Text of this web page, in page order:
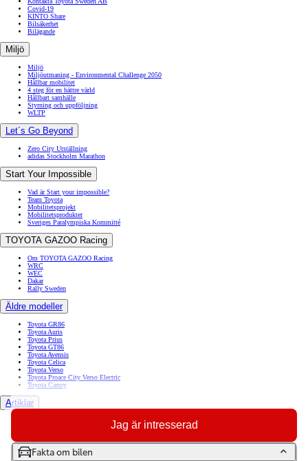
Jag är intresserad
Fakta om bilen
Covid-19
KINTO Share
Bilsäkerhet
Bilägande
Miljö
Miljö
Miljöutmaning - Environmental Challenge 2050
Hållbar mobilitet
4 steg för en bättre värld
Hållbart samhälle
Styrning och uppföljning
WLTP
Let´s Go Beyond
Zero City Utställning
adidas Stockholm Marathon
Start Your Impossible
Vad är Start your impossible?
Team Toyota
Mobilitetsprojekt
Mobilitetsprodukter
Sveriges Paralympiska Kommitté
TOYOTA GAZOO Racing
Om TOYOTA GAZOO Racing
WRC
WEC
Dakar
Rally Sweden
Äldre modeller
Toyota GR86
Toyota Auris
Toyota Prius
Toyota GT86
Toyota Avensis
Toyota Celica
Toyota Verso
Toyota Proace City Verso Electric
Toyota Camry
Artiklar
Hur mycket får jag dra med min bil
Mönsterdjup på däck